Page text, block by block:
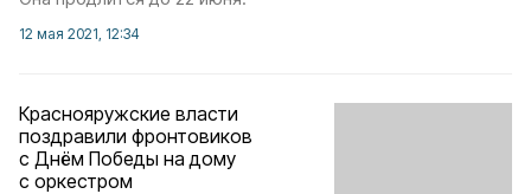
12 мая 2021, 12:34
Краснояружские власти
поздравили фронтовиков
с Днём Победы на дому
с оркестром